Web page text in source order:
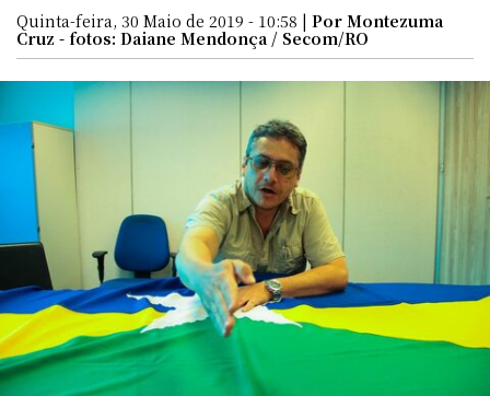
Quinta-feira, 30 Maio de 2019 - 10:58 | Por Montezuma
Cruz - fotos: Daiane Mendonça / Secom/RO